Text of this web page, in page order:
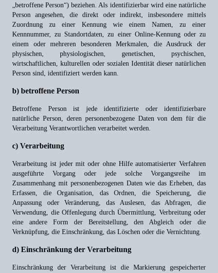
„betroffene Person“) beziehen. Als identifizierbar wird eine natürliche
Person angesehen, die direkt oder indirekt, insbesondere mittels
Zuordnung zu einer Kennung wie einem Namen, zu einer
Kennnummer, zu Standortdaten, zu einer Online-Kennung oder zu
einem oder mehreren besonderen Merkmalen, die Ausdruck der
physischen, physiologischen, genetischen, psychischen,
wirtschaftlichen, kulturellen oder sozialen Identität dieser natürlichen
Person sind, identifiziert werden kann.
b) betroffene Person
Betroffene Person ist jede identifizierte oder identifizierbare
natürliche Person, deren personenbezogene Daten von dem für die
Verarbeitung Verantwortlichen verarbeitet werden.
c) Verarbeitung
Verarbeitung ist jeder mit oder ohne Hilfe automatisierter Verfahren
ausgeführte Vorgang oder jede solche Vorgangsreihe im
Zusammenhang mit personenbezogenen Daten wie das Erheben, das
Erfassen, die Organisation, das Ordnen, die Speicherung, die
Anpassung oder Veränderung, das Auslesen, das Abfragen, die
Verwendung, die Offenlegung durch Übermittlung, Verbreitung oder
eine andere Form der Bereitstellung, den Abgleich oder die
Verknüpfung, die Einschränkung, das Löschen oder die Vernichtung.
d) Einschränkung der Verarbeitung
Einschränkung der Verarbeitung ist die Markierung gespeicherter